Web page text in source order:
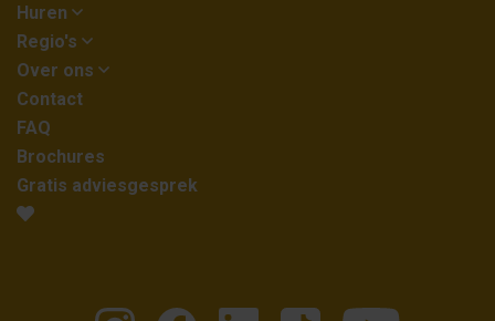
Huren
Regio's
Over ons
Contact
FAQ
Brochures
Gratis adviesgesprek